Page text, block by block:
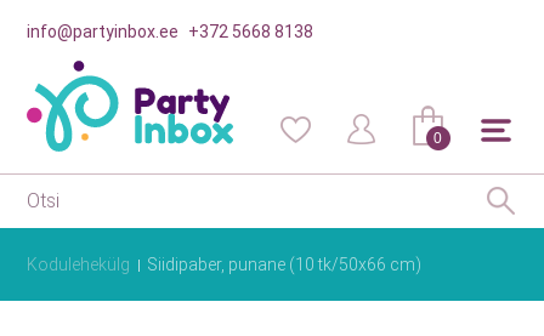
info@partyinbox.ee +372 5668 8138
0
Kodulehekülg Siidipaber, punane (10 tk/50x66 cm)